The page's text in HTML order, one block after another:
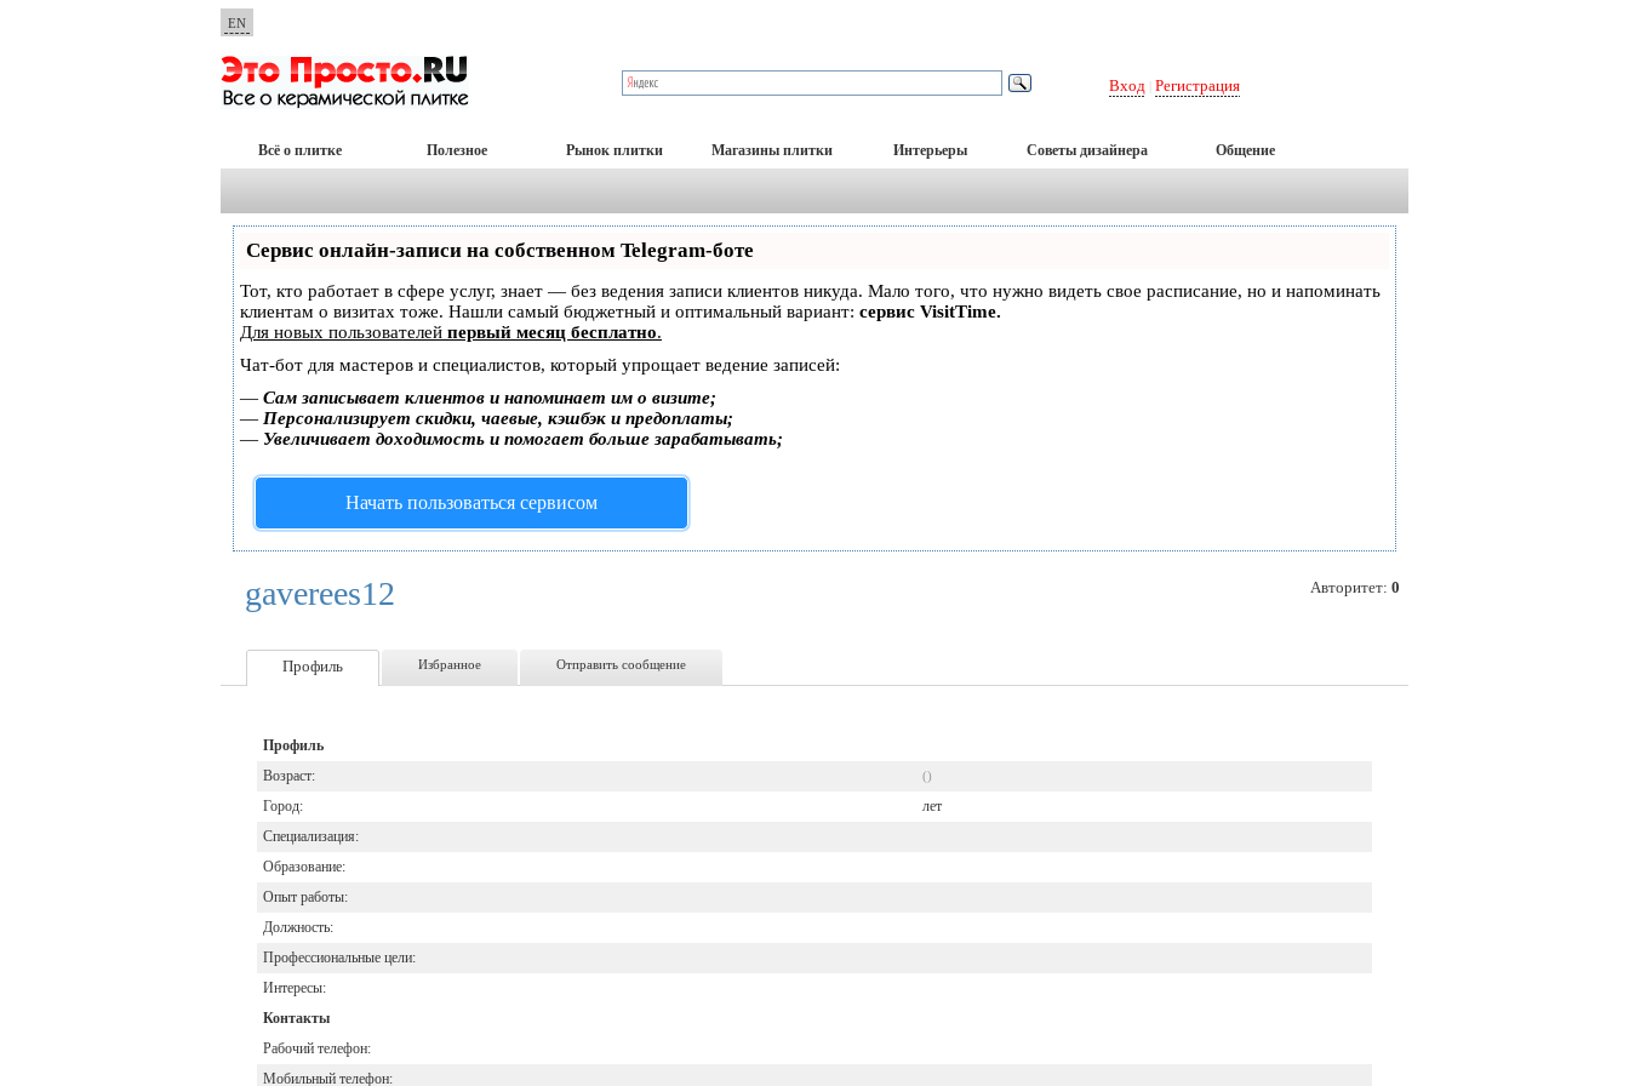
EN
Вход Регистрация
Всё о плитке Полезное Рынок плитки Магазины плитки Интерьеры Советы дизайнера Общение
Сервис онлайн-записи на собственном Telegram-боте
Тот, кто работает в сфере услуг, знает — без ведения записи клиентов никуда. Мало того, что нужно видеть свое расписание, но и напоминать
клиентам о визитах тоже. Нашли самый бюджетный и оптимальный вариант: сервис VisitTime.
Для новых пользователей первый месяц бесплатно.
Чат-бот для мастеров и специалистов, который упрощает ведение записей:
— Сам записывает клиентов и напоминает им о визите;
— Персонализирует скидки, чаевые, кэшбэк и предоплаты;
— Увеличивает доходимость и помогает больше зарабатывать;
Начать пользоваться сервисом
Авторитет: 0
gaverees12
Профиль Избранное Отправить сообщение
Профиль
Возраст:
()
Город:
лет
Специализация:
Образование:
Опыт работы:
Должность:
Профессиональные цели:
Интересы:
Контакты
Рабочий телефон:
Мобильный телефон: